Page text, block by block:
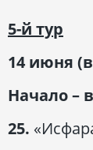
5-й тур
14 июня
Начало –
25.